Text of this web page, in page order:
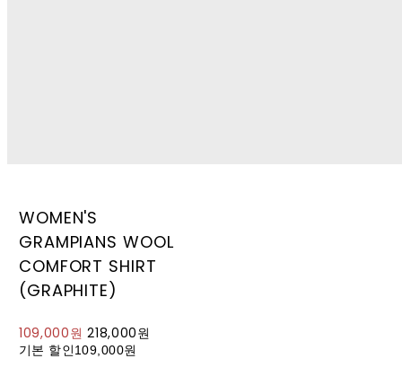
WOMEN'S
GRAMPIANS WOOL
COMFORT SHIRT
(GRAPHITE)
109,000원218,000원
기본 할인109,000원